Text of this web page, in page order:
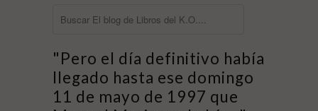
"Pero el día definitivo había
llegado hasta ese domingo
11 de mayo de 1997 que